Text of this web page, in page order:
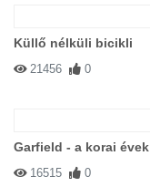
Küllő nélküli bicikli
21456 0
Garfield - a korai évek
16515 0